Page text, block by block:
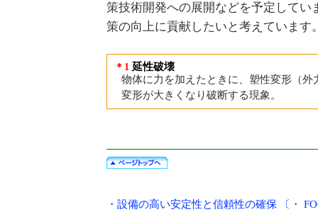
策技術開発への展開などを予定して
策の向上に貢献したいと考えています
＊1 延性破壊
物体に力を加えたときに、塑性変形（
変形が大きくなり破断する現象。
・ 設備の高い安定性と信頼性の確保 〔・